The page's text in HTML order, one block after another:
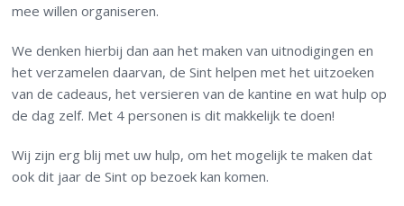
mee willen organiseren.
We denken hierbij dan aan het maken van uitnodigingen en
het verzamelen daarvan, de Sint helpen met het uitzoeken
van de cadeaus, het versieren van de kantine en wat hulp op
de dag zelf. Met 4 personen is dit makkelijk te doen!
Wij zijn erg blij met uw hulp, om het mogelijk te maken dat
ook dit jaar de Sint op bezoek kan komen.